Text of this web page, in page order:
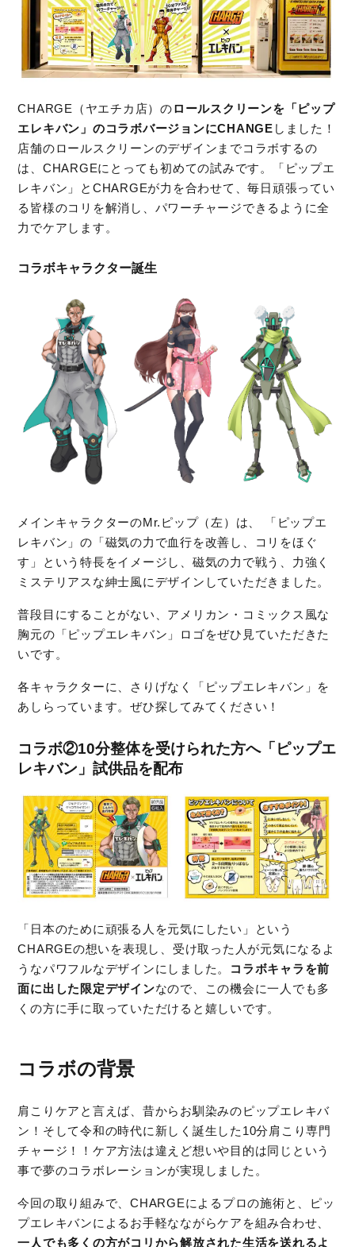
CHARGE（ヤエチカ店）のロールスクリーンを「ピップ
エレキバン」のコラボバージョンにCHANGE しました！
店舗のロールスクリーンのデザインまでコラボするの
は、CHARGEにとっても初めての試みです。「ピップエ
レキバン」とCHARGEが力を合わせて、毎日頑張ってい
る皆様のコリを解消し、パワーチャージできるように全
力でケアします。
コラボキャラクター誕生
メインキャラクターのMr.ピップ（左）は、 「ピップエ
レキバン」の「磁気の力で血行を改善し、コリをほぐ
す」という特長をイメージし、磁気の力で戦う、力強く
ミステリアスな紳士風にデザインしていただきました。
普段目にすることがない、アメリカン・コミックス風な
胸元の「ピップエレキバン」ロゴをぜひ見ていただきた
いです。
各キャラクターに、さりげなく「ピップエレキバン」を
あしらっています。ぜひ探してみてください！
コラボ②10分整体を受けられた方へ「ピップエ
レキバン」試供品を配布
「日本のために頑張る人を元気にしたい」という
CHARGEの想いを表現し、受け取った人が元気になるよ
うなパワフルなデザインにしました。
コラボキャラを前
面に出した限定デザインなので、この機会に一人でも多
くの方に手に取っていただけると嬉しいです。
コラボの背景
肩こりケアと言えば、昔からお馴染みのピップエレキバ
ン！そして令和の時代に新しく誕生した10分肩こり専門
チャージ！！ケア方法は違えど想いや目的は同じという
事で夢のコラボレーションが実現しました。
今回の取り組みで、CHARGEによるプロの施術と、ピッ
プエレキバンによるお手軽なながらケアを組み合わせ、
一人でも多くの方がコリから解放された生活を送れるよ